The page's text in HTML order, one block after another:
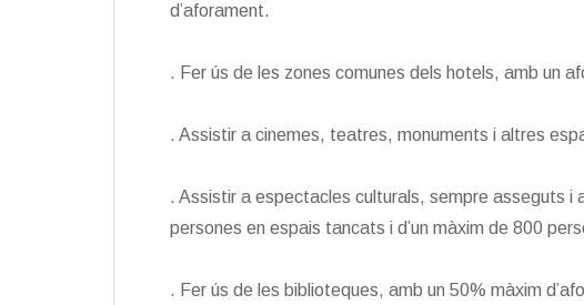
d’aforament.
. Fer ús de les zones comunes dels hotels, amb un
. Assistir a cinemes, teatres, monuments i altres
. Assistir a espectacles culturals, sempre asseguts i
persones en espais tancats i d’un màxim de 800
. Fer ús de les biblioteques, amb un 50% màxim